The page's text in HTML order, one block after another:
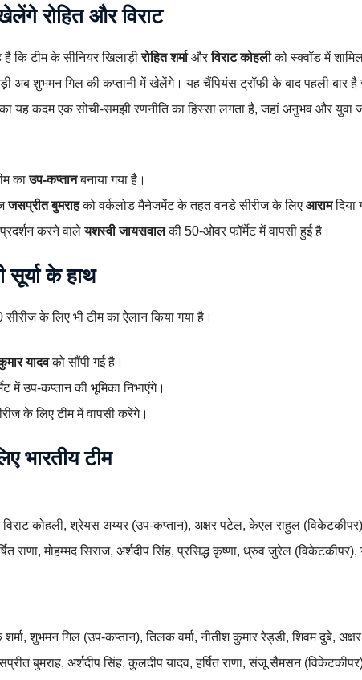
रोहित और विराट
कि टीम के सीनियर खिलाड़ीरोहित शर्माऔरविराट कोहलीको स्क्वॉड में
अब शुभमन गिल की कप्तानी में खेलेंगे। यह चैंपियंस ट्रॉफी के बाद पहली बार है
यह कदम एक सोची-समझी रणनीति का हिस्सा लगता है, जहां अनुभव और
काउप-कप्तानबनाया गया है।
जसप्रीत बुमराहको वर्कलोड मैनेजमेंट के तहत वनडे सीरीज के लिए आरामदिया
करने वालेयशस्वी जायसवालकी 50-ओवर फॉर्मेट में वापसी हुई है।
सूर्या के हाथ
के लिए भी टीम का ऐलान किया गया है।
यादवको सौंपी गई है।
में उप-कप्तान की भूमिका निभाएंगे।
के लिए टीम में वापसी करेंगे।
भारतीय टीम
विराट कोहली, श्रेयस अय्यर (उप-कप्तान), अक्षर पटेल, केएल राहुल
राणा, मोहम्मद सिराज, अर्शदीप सिंह, प्रसिद्ध कृष्णा, ध्रुव जुरेल
शुभमन गिल (उप-कप्तान), तिलक वर्मा, नीतीश कुमार रेड्डी, शिवम दुबे,
बुमराह, अर्शदीप सिंह, कुलदीप यादव, हर्षित राणा, संजू सैमसन